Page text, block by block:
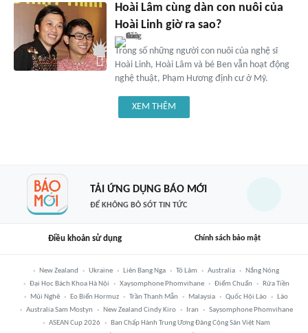
Hoài Lâm cùng dàn con nuôi của
Hoài Linh giờ ra sao?
Trong số những người con nuôi của nghệ sĩ
Hoài Linh, Hoài Lâm và bé Ben vẫn hoạt động
nghệ thuật, Phạm Hương định cư ở Mỹ.
XEM THÊM
TẢI ỨNG DỤNG BÁO MỚI
ĐỂ KHÔNG BỎ SÓT TIN TỨC
Điều khoản sử dụng Chính sách bảo mật
New Zealand Ukraine Liên Bang Nga Tô Lâm Australia
Nắng Nóng
Đại Học Bách Khoa Hà Nội
Xaysomphone Phomvihane Điểm Chuẩn
Rửa Tiền
Mũi Nghê
Eo Biển Hormuz Trần Thanh Mẫn Malaysia Quốc Hội Lào
Lào
Australia Sam Mostyn
New Zealand Cindy Kiro Iran
Saysomphone Phomvihane
ASEAN Cup 2026
Ban Chấp Hành Trung Ương Đảng Cộng Sản Việt Nam